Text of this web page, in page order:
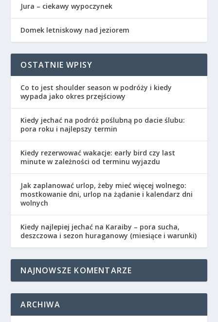
Jura – ciekawy wypoczynek
Domek letniskowy nad jeziorem
OSTATNIE WPISY
Co to jest shoulder season w podróży i kiedy
wypada jako okres przejściowy
Kiedy jechać na podróż poślubną po dacie ślubu:
pora roku i najlepszy termin
Kiedy rezerwować wakacje: early bird czy last
minute w zależności od terminu wyjazdu
Jak zaplanować urlop, żeby mieć więcej wolnego:
mostkowanie dni, urlop na żądanie i kalendarz dni
wolnych
Kiedy najlepiej jechać na Karaiby – pora sucha,
deszczowa i sezon huraganowy (miesiące i warunki)
NAJNOWSZE KOMENTARZE
ARCHIWA